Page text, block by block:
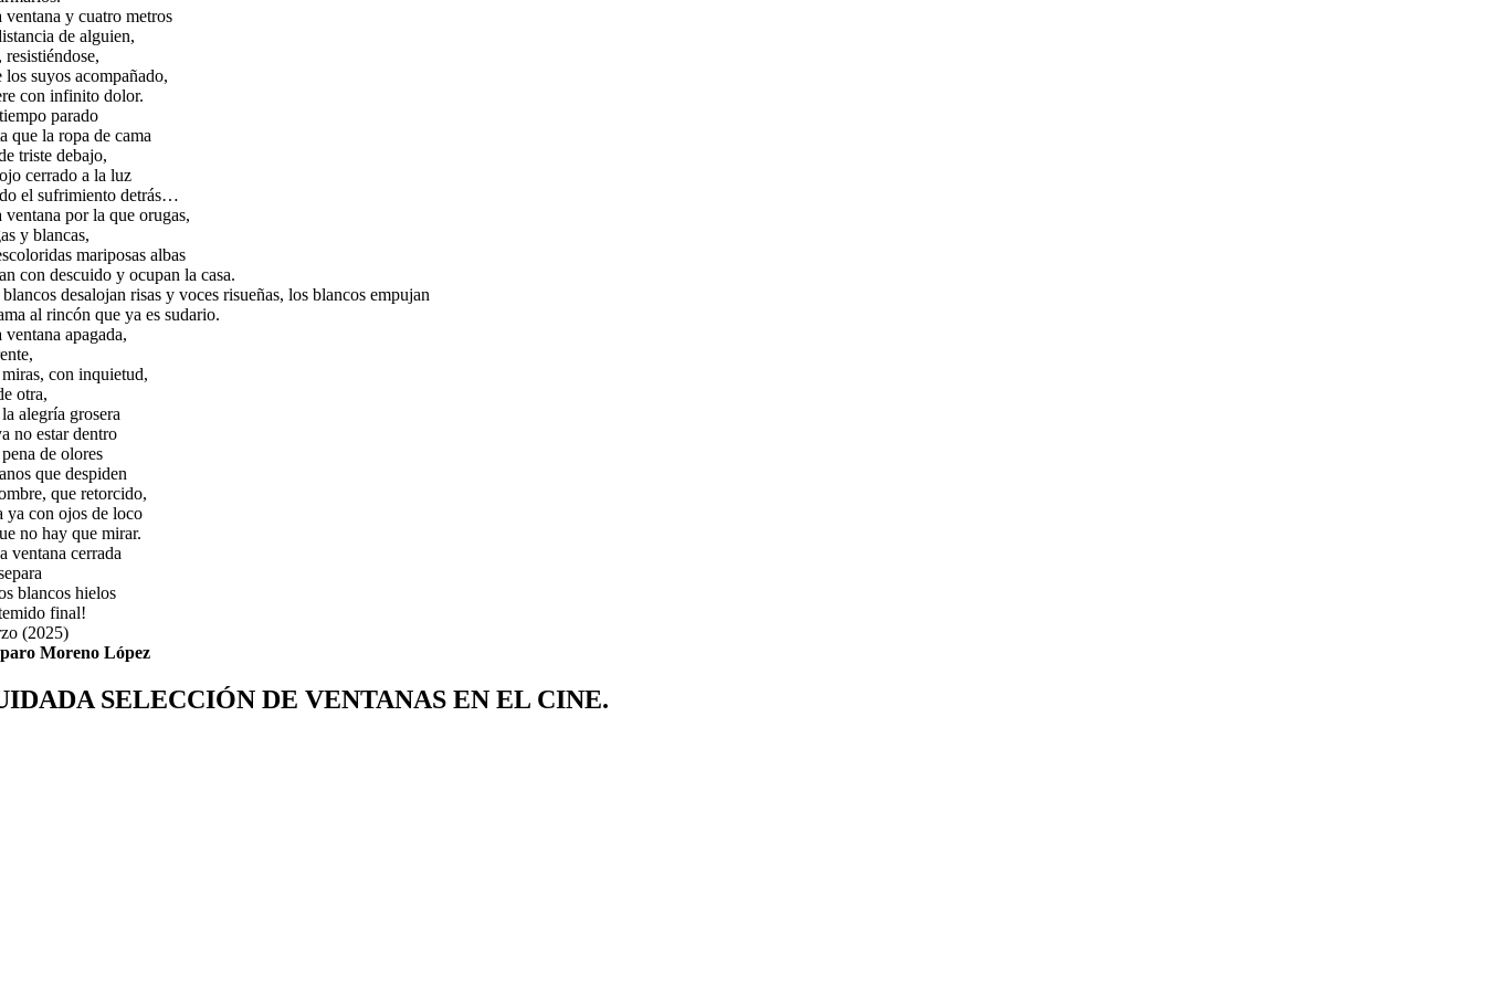
ventana y cuatro metros
de alguien,
resistiéndose,
los suyos acompañado,
con infinito dolor.
parado
que la ropa de cama
triste debajo,
cerrado a la luz
el sufrimiento detrás…
ventana por la que orugas,
y blancas,
mariposas albas
con descuido y ocupan la casa.
desalojan risas y voces risueñas, los blancos empujan
al rincón que ya es sudario.
ventana apagada,
con inquietud,
otra,
alegría grosera
no estar dentro
de olores
que despiden
que retorcido,
ya con ojos de loco
no hay que mirar.
ventana cerrada
blancos hielos
final!
(2025)
Moreno López
SELECCIÓN DE VENTANAS EN EL CINE.